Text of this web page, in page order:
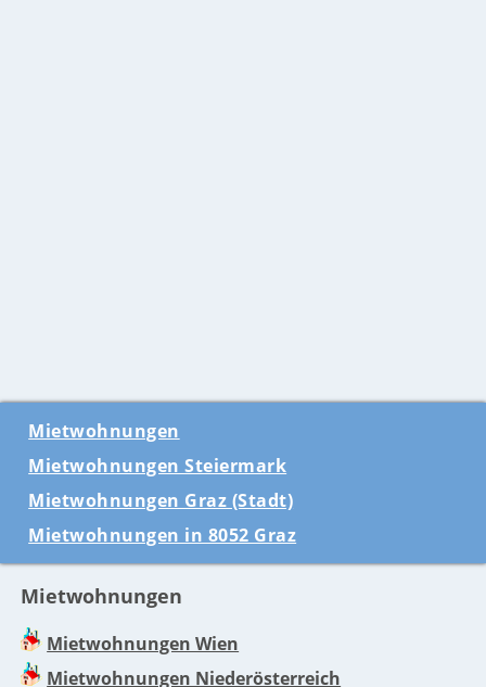
Mietwohnungen
Mietwohnungen Steiermark
Mietwohnungen Graz (Stadt)
Mietwohnungen in 8052 Graz
Mietwohnungen
Mietwohnungen Wien
Mietwohnungen Niederösterreich